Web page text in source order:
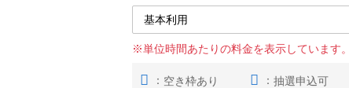
※単位時間あたりの料金を表示しています
： 空き枠あり ： 抽選申込可